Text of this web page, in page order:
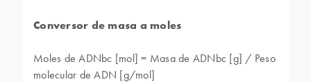
Conversor de masa a moles
Moles de ADNbc [mol] = Masa de ADNbc [g] / Peso
molecular de ADN [g/mol]